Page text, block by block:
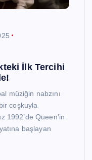
İlk Tercihi
müziğin nabzını
coşkuyla
1992’de Queen’in
başlayan